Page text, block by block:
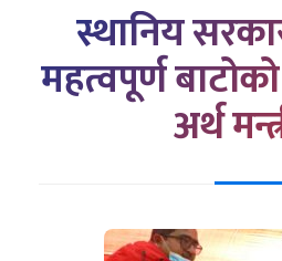
स्थानिय
महत्वपूर्ण
अर्थ